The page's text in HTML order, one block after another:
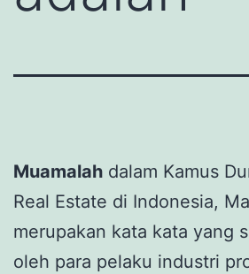
Muamalah dalam Kamus
Real Estate di Indonesia,
merupakan kata kata yang
oleh para pelaku industri